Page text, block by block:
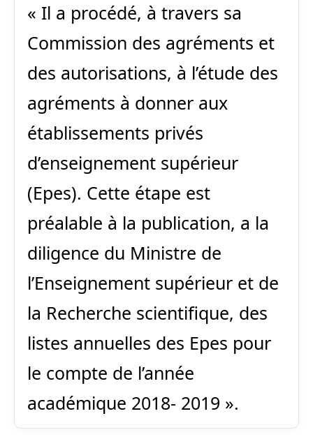
« Il a procédé, à travers sa
Commission des agréments et
des autorisations, à l’étude des
agréments à donner aux
établissements privés
d’enseignement supérieur
(Epes). Cette étape est
préalable à la publication, a la
diligence du Ministre de
l’Enseignement supérieur et de
la Recherche scientifique, des
listes annuelles des Epes pour
le compte de l’année
académique 2018- 2019 ».